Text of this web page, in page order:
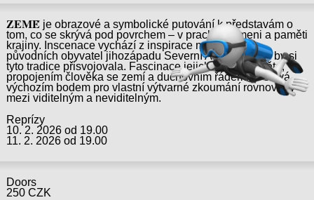
𝐙𝐄𝐌𝐄̌ je obrazové a symbolické putování k představám o
tom, co se skrývá pod povrchem – v prachu, kameni a paměti
krajiny. Inscenace vychází z inspirace mytologiemi
původních obyvatel jihozápadu Severní Ameriky, aniž by si
tyto tradice přisvojovala. Fascinace jejich viděním světa,
propojením člověka se zemí a duchovním řádem se stává
výchozím bodem pro vlastní výtvarné zkoumání rovnováhy
mezi viditelným a neviditelným.
Reprízy
10. 2. 2026 od 19.00
11. 2. 2026 od 19.00
Doors
250 CZK